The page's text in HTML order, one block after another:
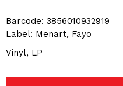
Barcode: 3856010932919
Label: Menart, Fayo
Vinyl, LP